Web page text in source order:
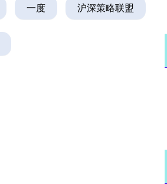
一度 沪深策略联盟